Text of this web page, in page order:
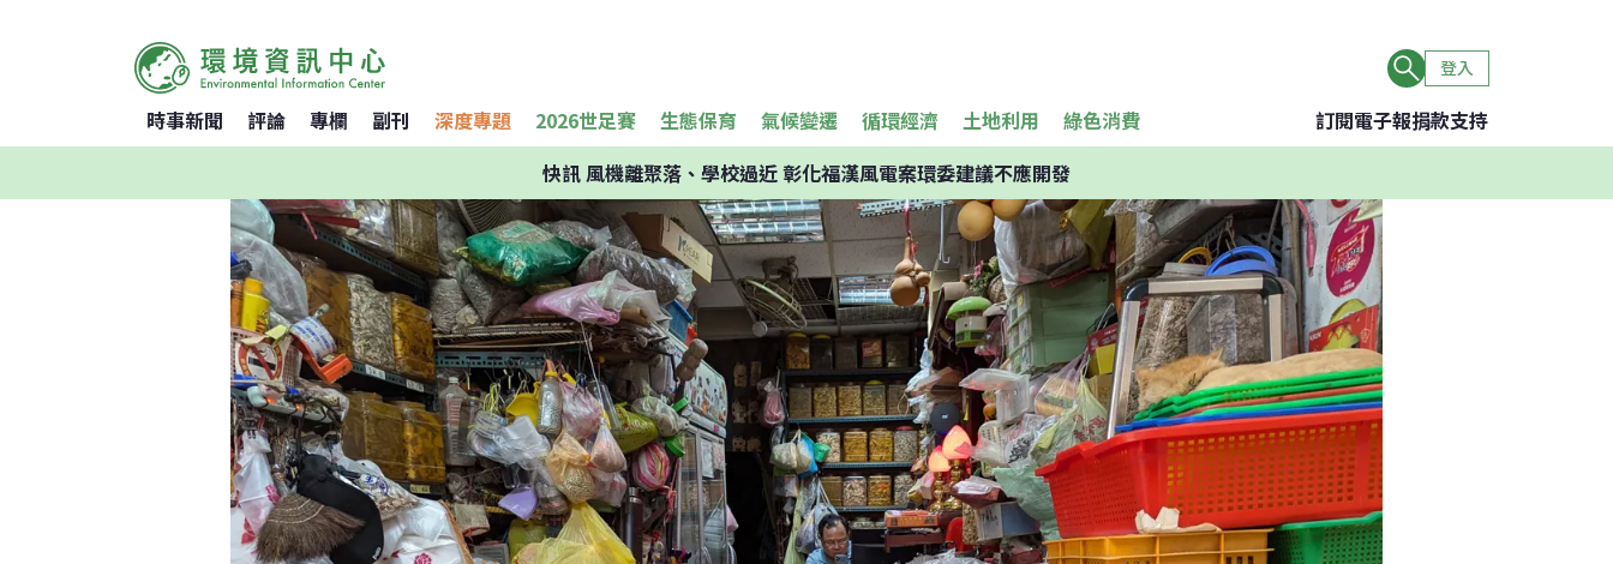
登入
時事新聞 評論 專欄 副刊 深度專題 2026世足賽 生態保育 氣候變遷 循環經濟 土地利用 綠色消費 訂閱電子報捐款支持
快訊風機離聚落、學校過近 彰化福漢風電案環委建議不應開發